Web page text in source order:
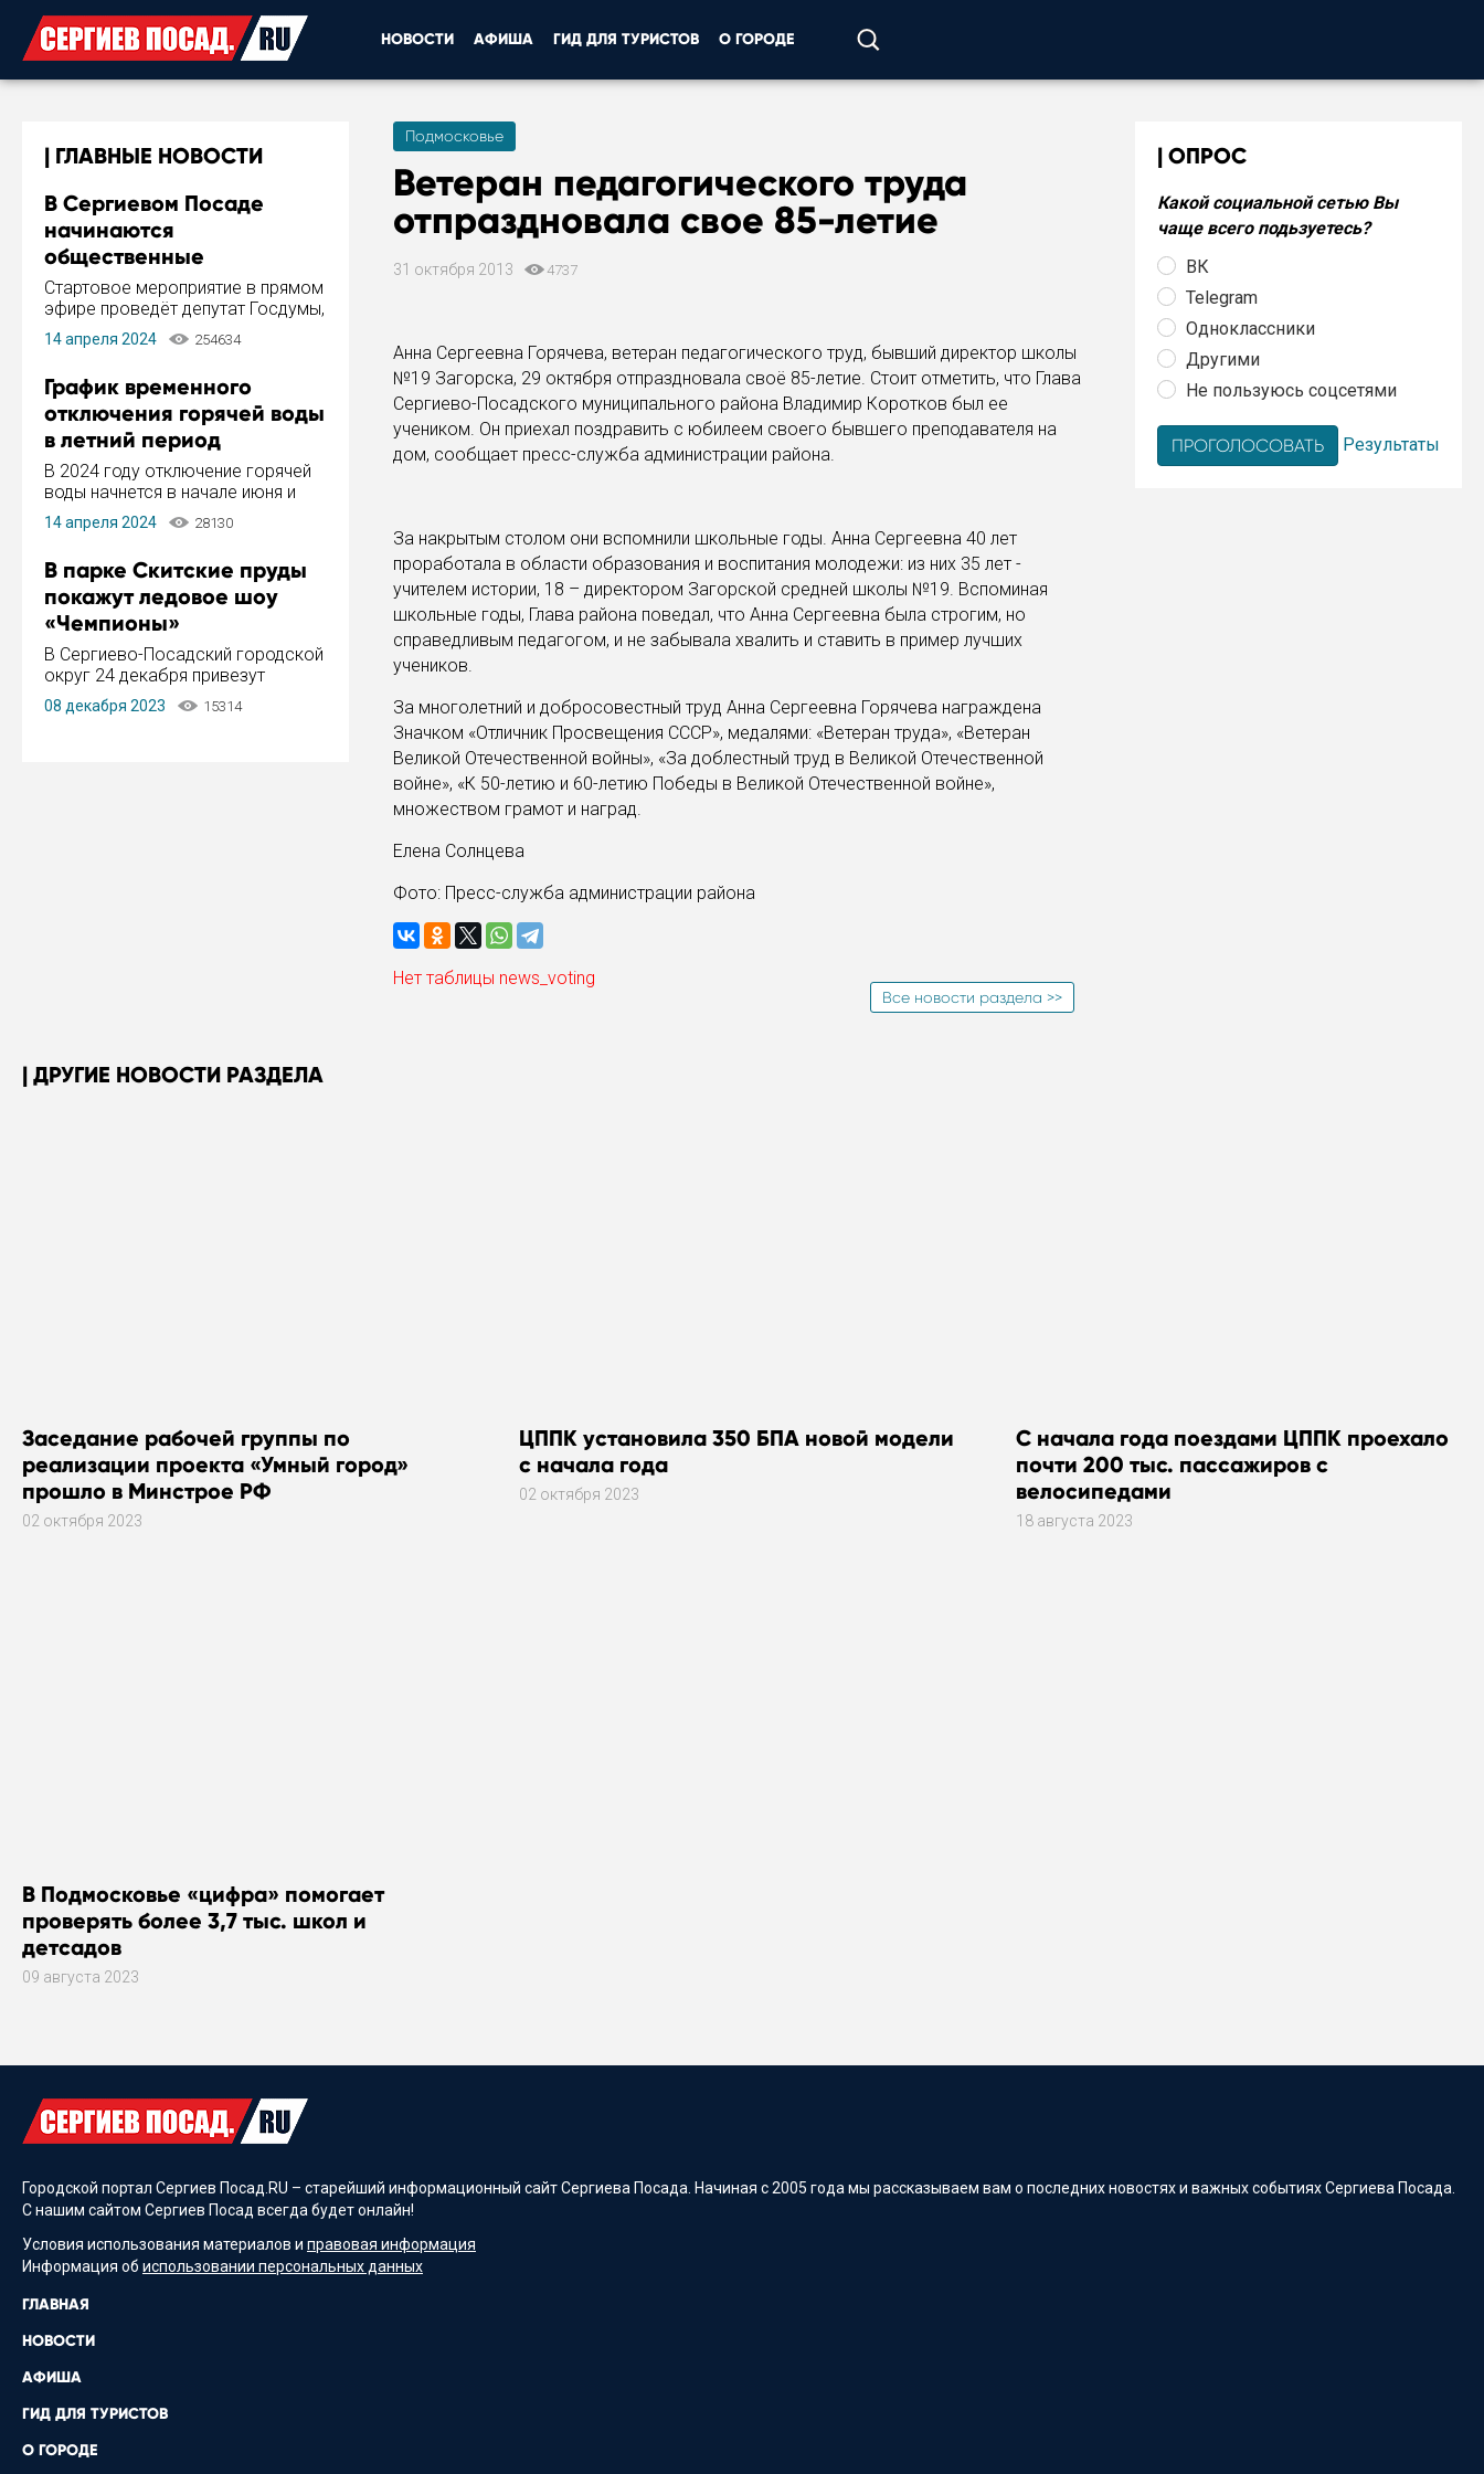
НОВОСТИ АФИША ГИД ДЛЯ ТУРИСТОВ О ГОРОДЕ
ГЛАВНЫЕ НОВОСТИ
В Сергиевом Посаде
начинаются
общественные
обсуждения Стратегии
развития города
Стартовое мероприятие в прямом
эфире проведёт депутат Госдумы,
инициатор и автор Концепции
развития Сергиева Посада и
Пахомов.
14 апреля 2024 254634
График временного
отключения горячей воды
в летний период
В 2024 году отключение горячей
воды начнется в начале июня и
завершится в конце августа.
Период отключения составит не
14 апреля 2024 28130
В парке Скитские пруды
покажут ледовое шоу
«Чемпионы»
В Сергиево-Посадский городской
округ 24 декабря привезут
ледовый тур «Чемпионы»
заслуженного мастера спорта,
08 декабря 2023 15314
Подмосковье
Ветеран педагогического труда
отпраздновала свое 85-летие
31 октября 2013 4737
Анна Сергеевна Горячева, ветеран педагогического труд, бывший директор школы
№19 Загорска, 29 октября отпраздновала своё 85-летие. Стоит отметить, что Глава
Сергиево-Посадского муниципального района Владимир Коротков был ее
учеником. Он приехал поздравить с юбилеем своего бывшего преподавателя на
дом, сообщает пресс-служба администрации района.
За накрытым столом они вспомнили школьные годы. Анна Сергеевна 40 лет
проработала в области образования и воспитания молодежи: из них 35 лет -
учителем истории, 18 – директором Загорской средней школы №19. Вспоминая
школьные годы, Глава района поведал, что Анна Сергеевна была строгим, но
справедливым педагогом, и не забывала хвалить и ставить в пример лучших
учеников.
За многолетний и добросовестный труд Анна Сергеевна Горячева награждена
Значком «Отличник Просвещения СССР», медалями: «Ветеран труда», «Ветеран
Великой Отечественной войны», «За доблестный труд в Великой Отечественной
войне», «К 50-летию и 60-летию Победы в Великой Отечественной войне»,
множеством грамот и наград.
Елена Солнцева
Фото: Пресс-служба администрации района
Нет таблицы news_voting
Все новости раздела >>
ОПРОС
Какой социальной сетью Вы
чаще всего подьзуетесь?
ВК
Telegram
Одноклассники
Другими
Не пользуюсь соцсетями
Результаты
ДРУГИЕ НОВОСТИ РАЗДЕЛА
Заседание рабочей группы по
реализации проекта «Умный город»
прошло в Минстрое РФ
02 октября 2023
ЦППК установила 350 БПА новой модели
с начала года
02 октября 2023
С начала года поездами ЦППК проехало
почти 200 тыс. пассажиров с
велосипедами
18 августа 2023
В Подмосковье «цифра» помогает
проверять более 3,7 тыс. школ и
детсадов
09 августа 2023
Городской портал Сергиев Посад.RU – старейший информационный сайт Сергиева Посада. Начиная с 2005 года мы рассказываем вам о последних новостях и важных событиях Сергиева Посада.
С нашим сайтом Сергиев Посад всегда будет онлайн!
Условия использования материалов и правовая информация
Информация об использовании персональных данных
ГЛАВНАЯ
НОВОСТИ
АФИША
ГИД ДЛЯ ТУРИСТОВ
О ГОРОДЕ